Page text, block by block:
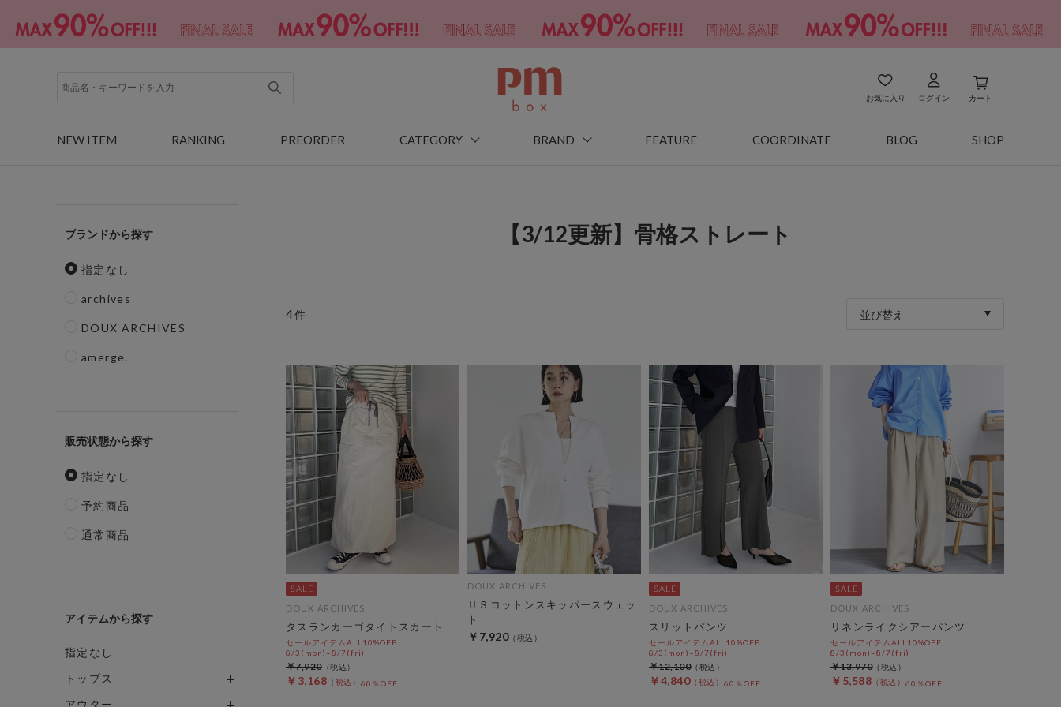
お気に入り ログイン カート
NEW ITEM RANKING PREORDER CATEGORY BRAND FEATURE COORDINATE BLOG SHOP
ブランド
指定なし
archives
DOUX ARCHIVES
amerge.
販売状態
指定なし
予約商品
通常商品
アイテム
指定なし
トップス
アウター
【3/12更新】骨格ストレート
4件 並び替え
DOUX ARCHIVES
タスランカーゴタイトスカート
セールアイテムALL10%OFF
8/3(mon)~8/7(fri)
￥3,168 60％OFF
￥7,920
DOUX ARCHIVES
ＵＳコットンスキッパースウェッ
ト
￥7,920
DOUX ARCHIVES
スリットパンツ
セールアイテムALL10%OFF
8/3(mon)~8/7(fri)
￥4,840 60％OFF
￥12,100
DOUX ARCHIVES
リネンライクシアーパンツ
セールアイテムALL10%OFF
8/3(mon)~8/7(fri)
￥5,588 60％OFF
￥13,970